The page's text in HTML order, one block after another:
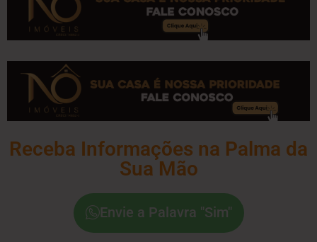
Receba Informações na Palma da
Sua Mão
Envie a Palavra "Sim"